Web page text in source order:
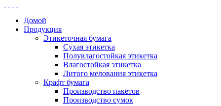
Домой
Продукция
Этикеточная бумага
Сухая этикетка
Полувлагостойкая этикетка
Влагостойкая этикетка
Литого мелования этикетка
Крафт бумага
Производство пакетов
Производство сумок